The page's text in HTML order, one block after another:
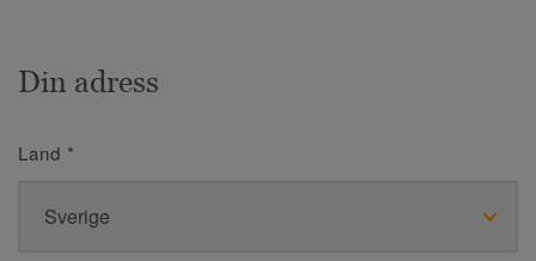
Din adress
Land *